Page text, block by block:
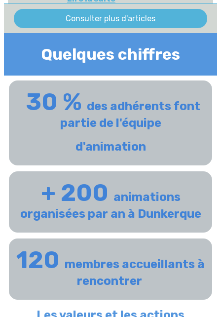
Quelques chiffres
30 % des adhérents font
partie de l'équipe
d'animation
+ 200 animations
organisées par an à Dunkerque
120 membres accueillants à
rencontrer